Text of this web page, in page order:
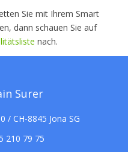
Sie mit Ihrem Smart
dann schauen Sie auf
nach.
Surer
/ CH-8845 Jona SG
210 79 75